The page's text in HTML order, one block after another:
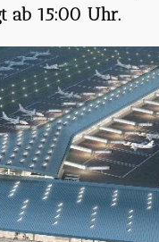
ab 15:00 Uhr.